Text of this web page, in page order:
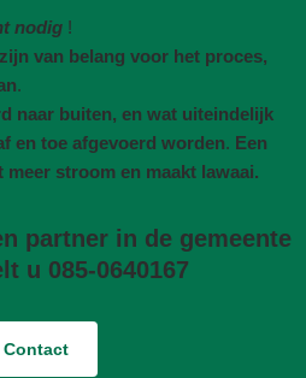
nodig !
van belang voor het proces,
.
naar buiten, en wat uiteindelijk
en toe afgevoerd worden. Een
stroom en maakt lawaai.
partner in de gemeente
u 085-0640167
Contact